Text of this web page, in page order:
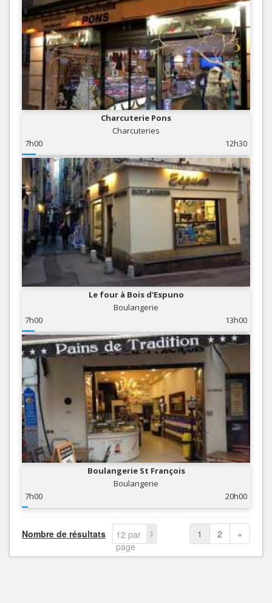
Charcuterie Pons
Charcuteries
7h00
12h30
Le four à Bois d'Espuno
Boulangerie
7h00
13h00
Boulangerie St François
Boulangerie
7h00
20h00
Nombre de résultats
12 par
page
1 2 »